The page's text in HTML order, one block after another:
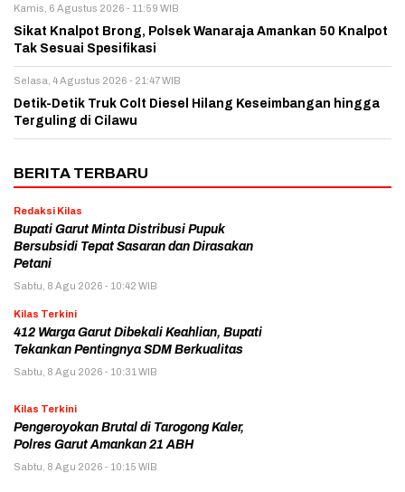
Kamis, 6 Agustus 2026 - 11:59 WIB
Sikat Knalpot Brong, Polsek Wanaraja Amankan 50 Knalpot
Tak Sesuai Spesifikasi
Selasa, 4 Agustus 2026 - 21:47 WIB
Detik-Detik Truk Colt Diesel Hilang Keseimbangan hingga
Terguling di Cilawu
BERITA TERBARU
Redaksi Kilas
Bupati Garut Minta Distribusi Pupuk
Bersubsidi Tepat Sasaran dan Dirasakan
Petani
Sabtu, 8 Agu 2026 - 10:42 WIB
Kilas Terkini
412 Warga Garut Dibekali Keahlian, Bupati
Tekankan Pentingnya SDM Berkualitas
Sabtu, 8 Agu 2026 - 10:31 WIB
Kilas Terkini
Pengeroyokan Brutal di Tarogong Kaler,
Polres Garut Amankan 21 ABH
Sabtu, 8 Agu 2026 - 10:15 WIB